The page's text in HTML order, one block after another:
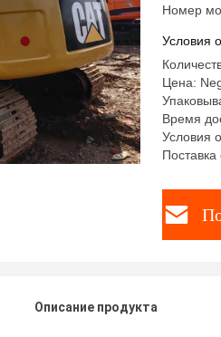
Номер
Условия
Цена:
Время
Условия
Описание продукта